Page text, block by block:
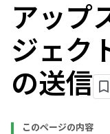
アップ
ジェク
の送信
このページの内容